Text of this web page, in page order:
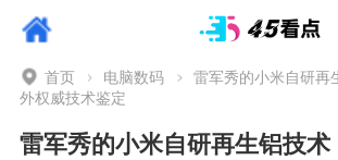
首页 电脑数码
雷军秀的小米自研再
外权威技术鉴定
雷军秀的小米自研再生铝技术